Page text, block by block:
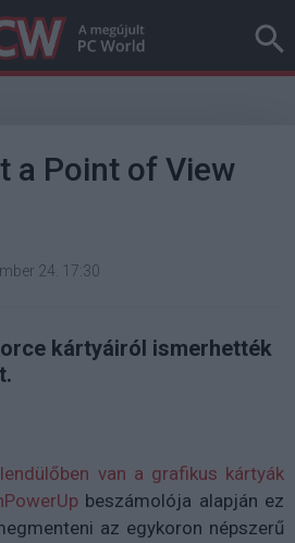
a Point of View
24. 17:30
kártyáiról ismerhették
van a grafikus kártyák
beszámolója alapján ez
az egykoron népszerű